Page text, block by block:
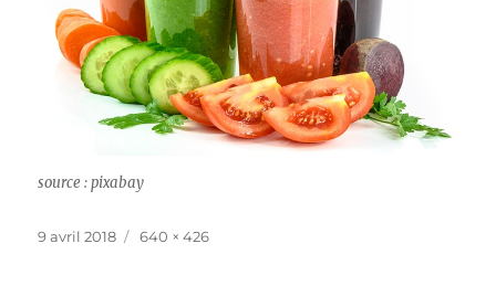
source : pixabay
Publié
9 avril 2018
Taille
640 × 426